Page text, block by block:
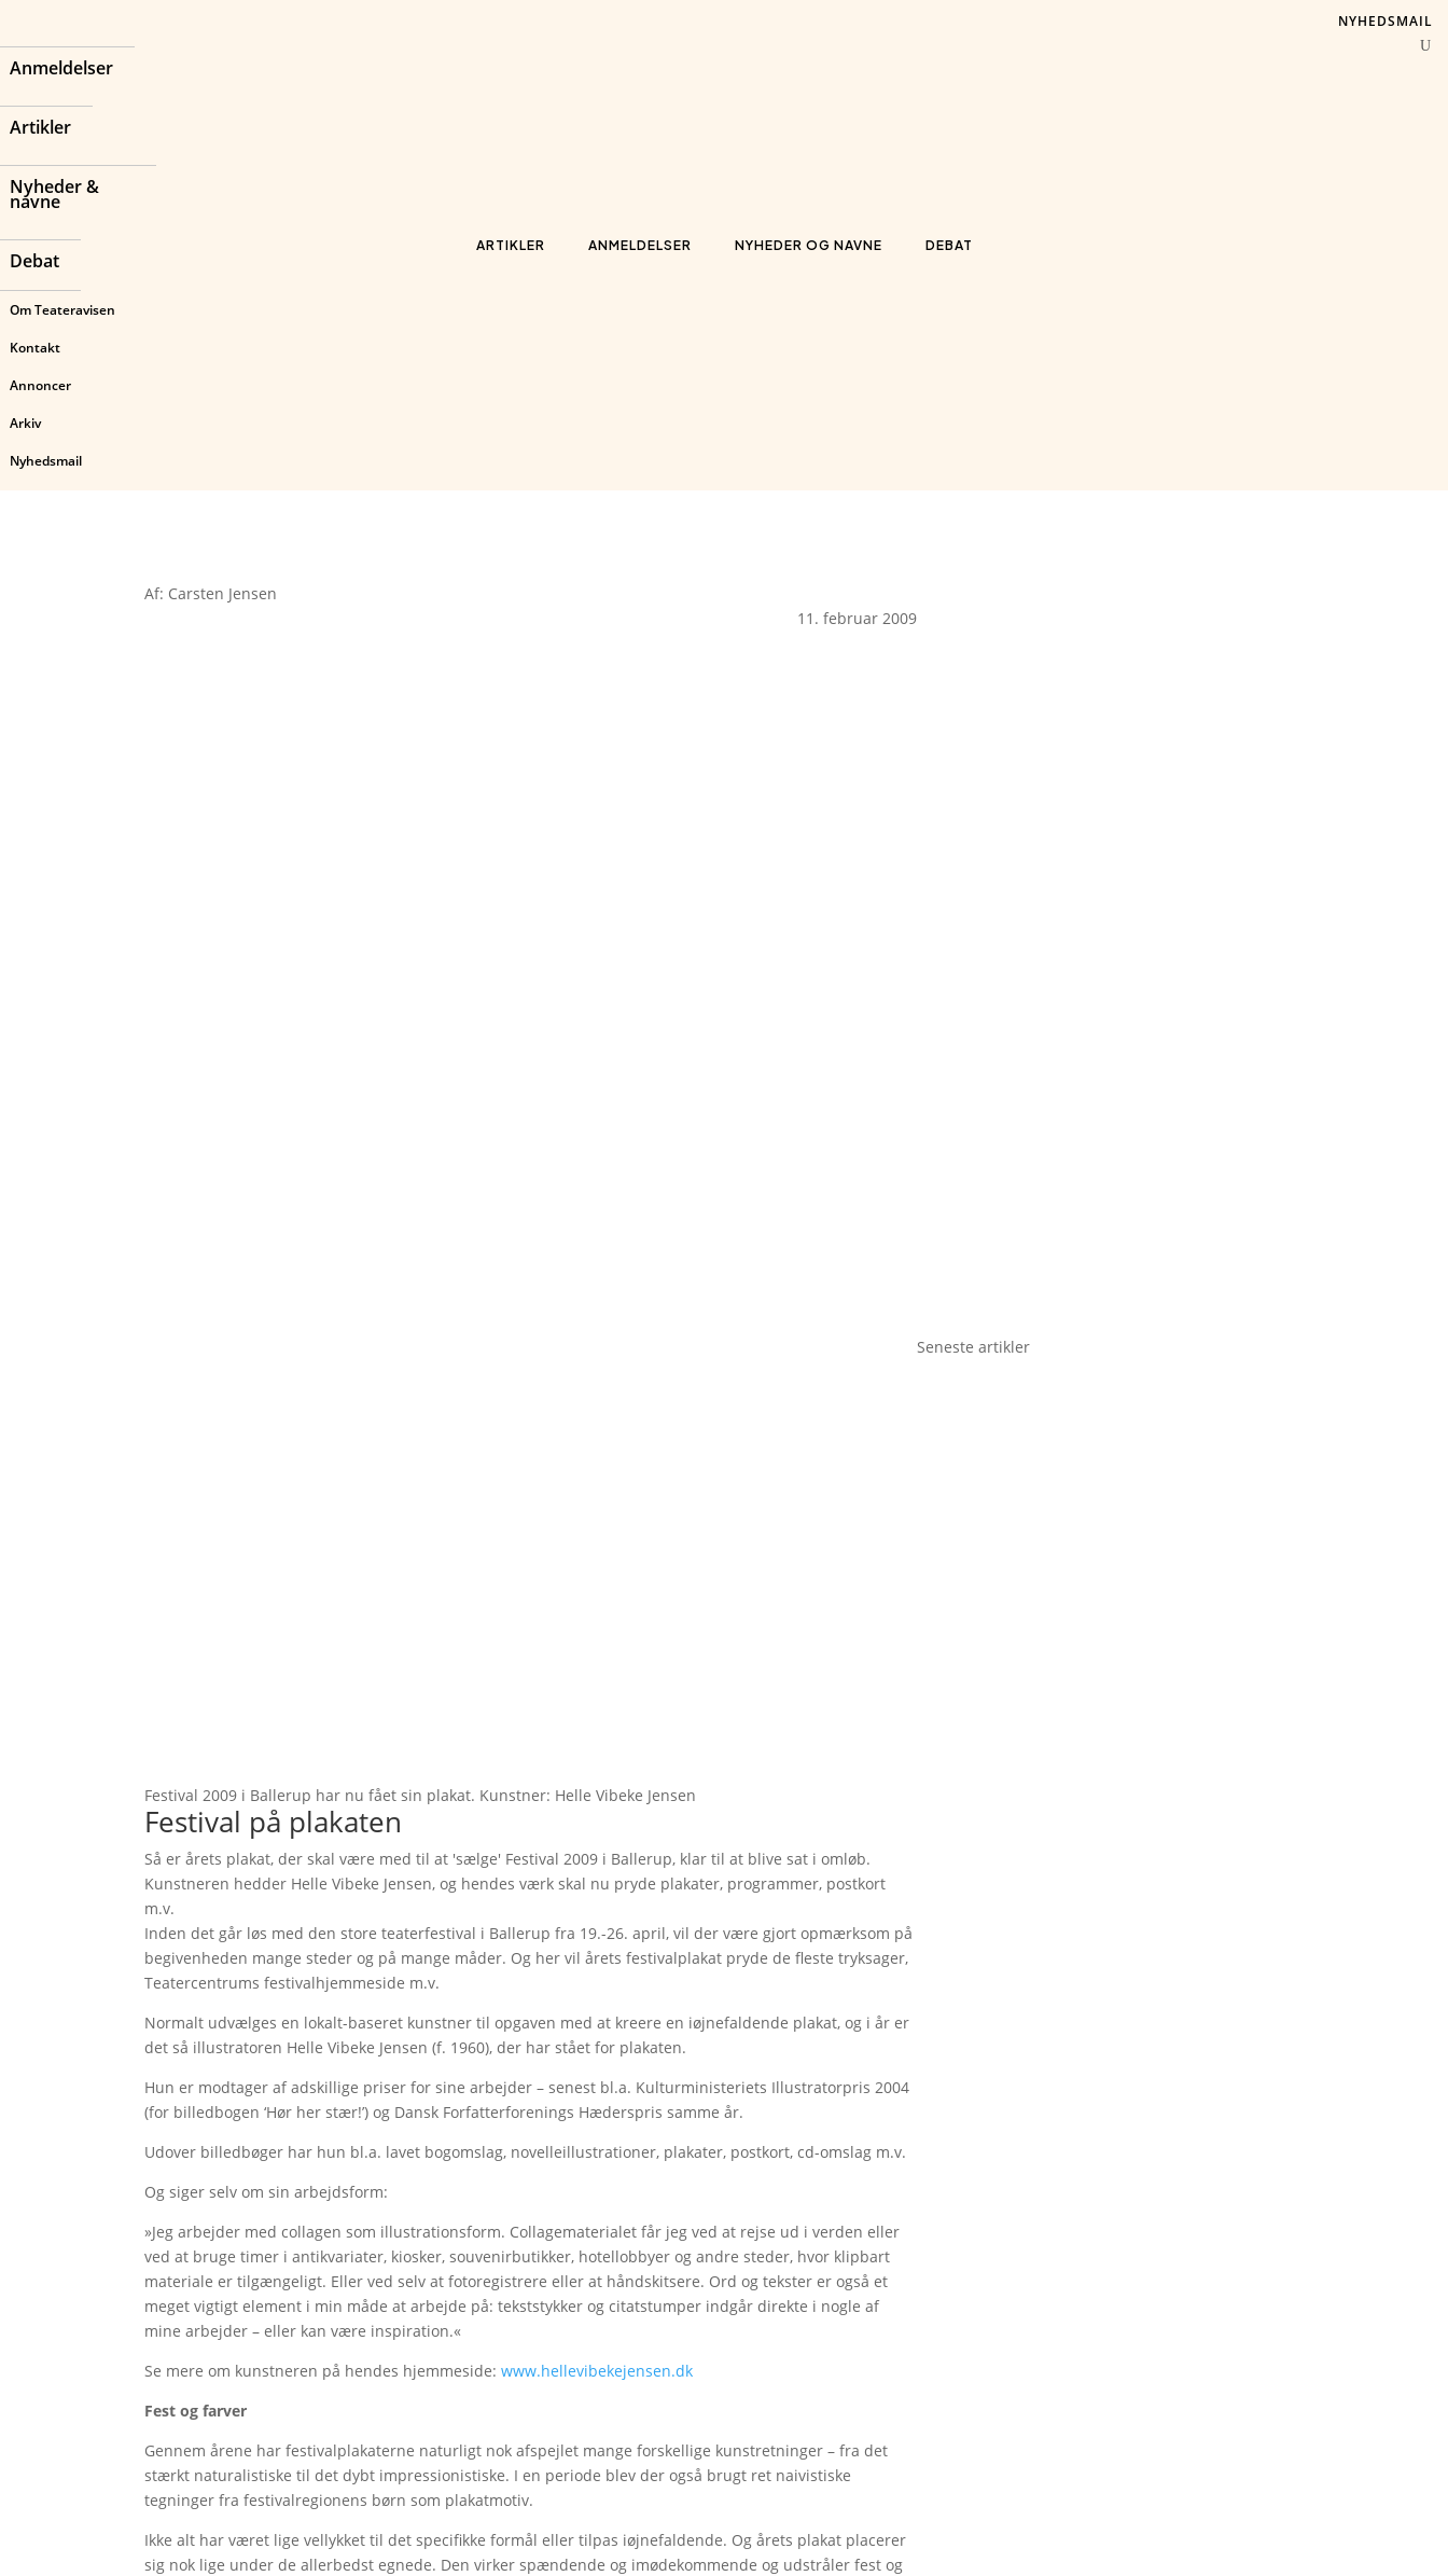
Anmeldelser
Artikler
Nyheder &
navne
Debat
Om Teateravisen
Kontakt
Annoncer
Arkiv
Nyhedsmail
ARTIKLER ANMELDELSER NYHEDER OG NAVNE DEBAT
NYHEDSMAIL
Af: Carsten Jensen
11. februar 2009
Festival 2009 i Ballerup har nu fået sin plakat. Kunstner: Helle Vibeke Jensen
Festival på plakaten
Så er årets plakat, der skal være med til at 'sælge' Festival 2009 i Ballerup, klar til at blive sat i omløb.
Kunstneren hedder Helle Vibeke Jensen, og hendes værk skal nu pryde plakater, programmer, postkort
m.v.
Inden det går løs med den store teaterfestival i Ballerup fra 19.-26. april, vil der være gjort opmærksom på
begivenheden mange steder og på mange måder. Og her vil årets festivalplakat pryde de fleste tryksager,
Teatercentrums festivalhjemmeside m.v.
Normalt udvælges en lokalt-baseret kunstner til opgaven med at kreere en iøjnefaldende plakat, og i år er
det så illustratoren Helle Vibeke Jensen (f. 1960), der har stået for plakaten.
Hun er modtager af adskillige priser for sine arbejder – senest bl.a. Kulturministeriets Illustratorpris 2004
(for billedbogen ‘Hør her stær!’) og Dansk Forfatterforenings Hæderspris samme år.
Udover billedbøger har hun bl.a. lavet bogomslag, novelleillustrationer, plakater, postkort, cd-omslag m.v.
Og siger selv om sin arbejdsform:
»Jeg arbejder med collagen som illustrationsform. Collagematerialet får jeg ved at rejse ud i verden eller
ved at bruge timer i antikvariater, kiosker, souvenirbutikker, hotellobbyer og andre steder, hvor klipbart
materiale er tilgængeligt. Eller ved selv at fotoregistrere eller at håndskitsere. Ord og tekster er også et
meget vigtigt element i min måde at arbejde på: tekststykker og citatstumper indgår direkte i nogle af
mine arbejder – eller kan være inspiration.«
Se mere om kunstneren på hendes hjemmeside:www.hellevibekejensen.dk
Fest og farver
Gennem årene har festivalplakaterne naturligt nok afspejlet mange forskellige kunstretninger – fra det
stærkt naturalistiske til det dybt impressionistiske. I en periode blev der også brugt ret naivistiske
tegninger fra festivalregionens børn som plakatmotiv.
Ikke alt har været lige vellykket til det specifikke formål eller tilpas iøjnefaldende. Og årets plakat placerer
sig nok lige under de allerbedst egnede. Den virker spændende og imødekommende og udstråler fest og
Seneste artikler